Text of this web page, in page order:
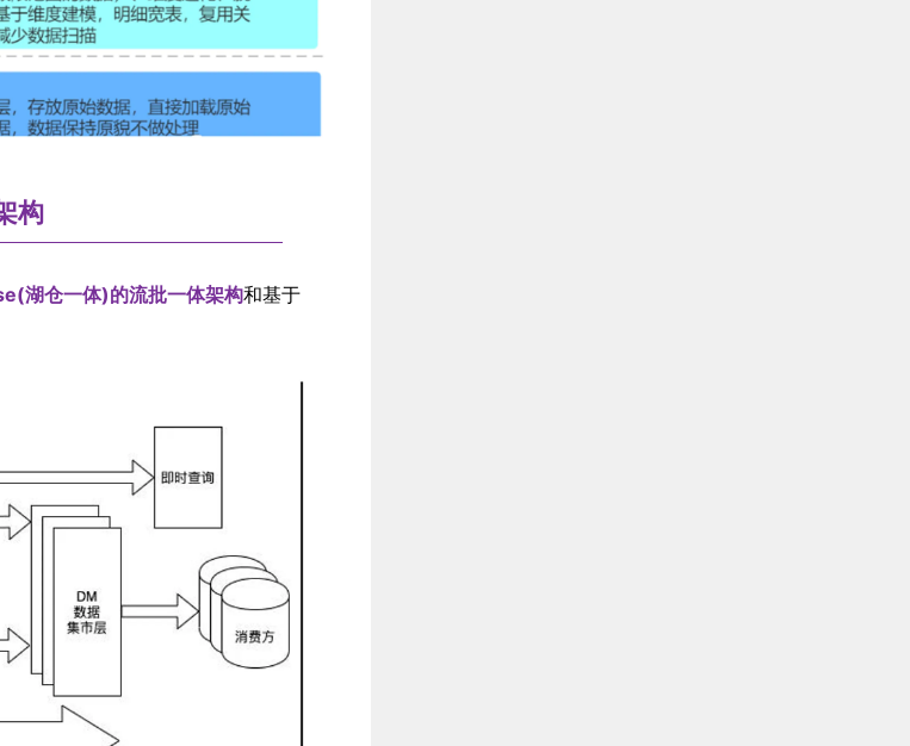
构
湖仓一体)的流批一体架构和基于